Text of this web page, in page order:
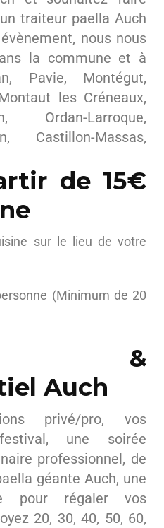
traiteur paella Auch
nous nous
la commune et à
Pavie, Montégut,
les Créneaux,
Ordan-Larroque,
Castillon-Massas,
de 15€
sur le lieu de votre
(Minimum de 20
&
Auch
privé/pro, vos
une soirée
professionnel, de
géante Auch, une
pour régaler vos
20, 30, 40, 50, 60,